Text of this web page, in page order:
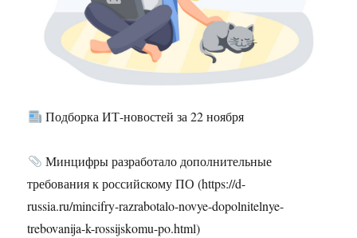
Подборка ИТ-новостей за 22 ноября
Минцифры разработало дополнительные
требования к российскому ПО (https://d-
russia.ru/mincifry-razrabotalo-novye-dopolnitelnye-
trebovanija-k-rossijskomu-po.html)